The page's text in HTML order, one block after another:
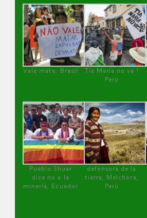
Vale mata, Brasil
Tía María no va !
Perú
Pueblo Shuar
dice no a la
minería, Ecuador
defensora de la
tierra, Melchora,
Perú